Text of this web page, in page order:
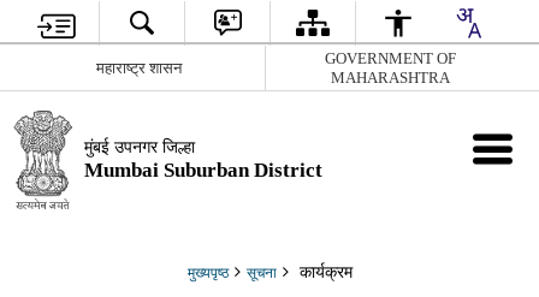
महाराष्ट्र शासन
GOVERNMENT OF
MAHARASHTRA
मुंबई उपनगर जिल्हा
Mumbai Suburban District
मुख्यपृष्ठ सूचना कार्यक्रम